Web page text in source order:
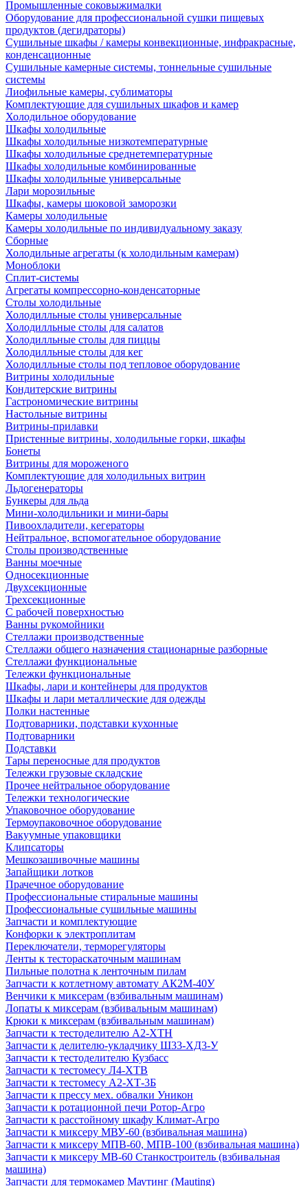
Промышленные соковыжималки
Оборудование для профессиональной сушки пищевых
продуктов (дегидраторы)
Сушильные шкафы / камеры конвекционные, инфракрасные,
конденсационные
Сушильные камерные системы, тоннельные сушильные
системы
Лиофильные камеры, сублиматоры
Комплектующие для сушильных шкафов и камер
Холодильное оборудование
Шкафы холодильные
Шкафы холодильные низкотемпературные
Шкафы холодильные среднетемпературные
Шкафы холодильные комбинированные
Шкафы холодильные универсальные
Лари морозильные
Шкафы, камеры шоковой заморозки
Камеры холодильные
Камеры холодильные по индивидуальному заказу
Сборные
Холодильные агрегаты (к холодильным камерам)
Моноблоки
Сплит-системы
Агрегаты компрессорно-конденсаторные
Столы холодильные
Холодилльные столы универсальные
Холодилльные столы для салатов
Холодилльные столы для пиццы
Холодилльные столы для кег
Холодилльные столы под тепловое оборудование
Витрины холодильные
Кондитерские витрины
Гастрономические витрины
Настольные витрины
Витрины-прилавки
Пристенные витрины, холодильные горки, шкафы
Бонеты
Витрины для мороженого
Комплектующие для холодильных витрин
Льдогенераторы
Бункеры для льда
Мини-холодильники и мини-бары
Пивоохладители, кегераторы
Нейтральное, вспомогательное оборудование
Столы производственные
Ванны моечные
Односекционные
Двухсекционные
Трехсекционные
С рабочей поверхностью
Ванны рукомойники
Стеллажи производственные
Стеллажи общего назначения стационарные разборные
Стеллажи функциональные
Тележки функциональные
Шкафы, лари и контейнеры для продуктов
Шкафы и лари металлические для одежды
Полки настенные
Подтоварники, подставки кухонные
Подтоварники
Подставки
Тары переносные для продуктов
Тележки грузовые складские
Прочее нейтральное оборудование
Тележки технологические
Упаковочное оборудование
Термоупаковочное оборудование
Вакуумные упаковщики
Клипсаторы
Мешкозашивочные машины
Запайщики лотков
Прачечное оборудование
Профессиональные стиральные машины
Профессиональные сушильные машины
Запчасти и комплектующие
Конфорки к электроплитам
Переключатели, терморегуляторы
Ленты к тестораскаточным машинам
Пильные полотна к ленточным пилам
Запчасти к котлетному автомату АК2М-40У
Венчики к миксерам (взбивальным машинам)
Лопаты к миксерам (взбивальным машинам)
Крюки к миксерам (взбивальным машинам)
Запчасти к тестоделителю А2-ХТН
Запчасти к делителю-укладчику Ш33-ХД3-У
Запчасти к тестоделителю Кузбасс
Запчасти к тестомесу Л4-ХТВ
Запчасти к тестомесу А2-ХТ-3Б
Запчасти к прессу мех. обвалки Уникон
Запчасти к ротационной печи Ротор-Агро
Запчасти к расстойному шкафу Климат-Агро
Запчасти к миксеру МВУ-60 (взбивальная машина)
Запчасти к миксеру МПВ-60, МПВ-100 (взбивальная машина)
Запчасти к миксеру МВ-60 Станкостроитель (взбивальная
машина)
Запчасти для термокамер Маутинг (Mauting)